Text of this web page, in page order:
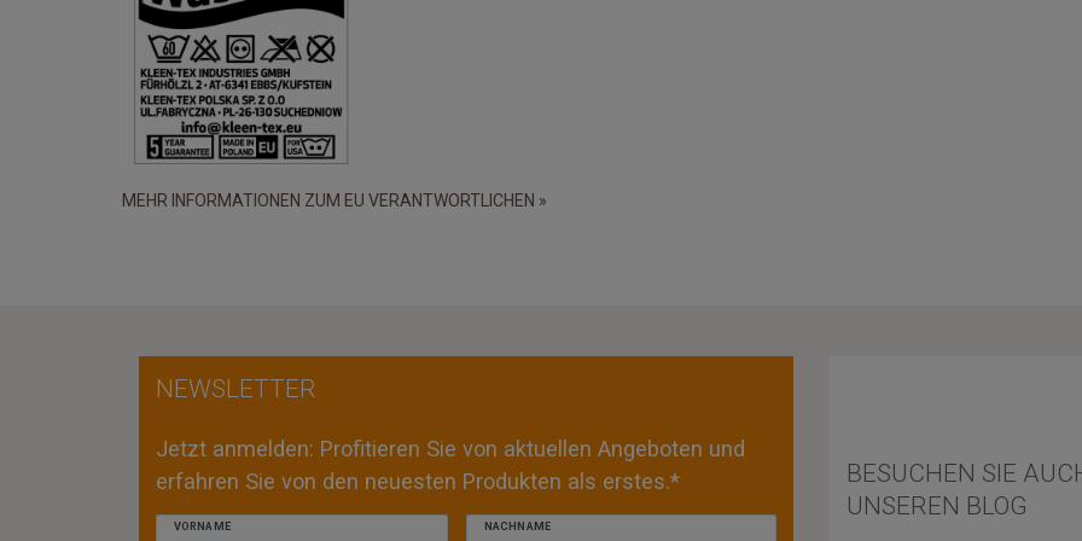
MEHR INFORMATIONEN ZUM EU VERANTWORTLICHEN »
NEWSLETTER
Jetzt anmelden: Profitieren Sie von aktuellen Angeboten und
erfahren Sie von den neuesten Produkten als erstes.*
VORNAME NACHNAME
BESUCHEN SIE
UNSEREN BLOG